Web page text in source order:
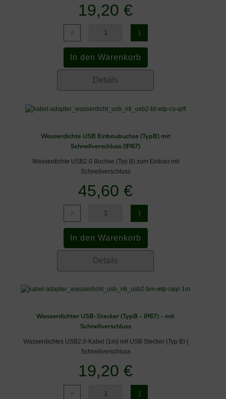
19,20 €
Details
Wasserdichte USB Einbaubuchse (TypB) mit
Schnellverschluss (IP67)
Wasserdichte USB2.0 Buchse (Typ B) zum Einbau mit
Schnellverschluss
45,60 €
Details
Wasserdichter USB-Stecker (TypB - IP67) - mit
Schnellverschluss
Wasserdichtes USB2.0-Kabel (1m) mit USB Stecker (Typ B) |
Schnellverschluss
19,20 €